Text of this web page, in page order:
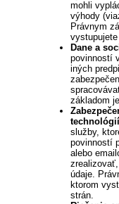
mohli
výhody
Právnym
Dane a
povinností
iných
základom
služby,
povinností
alebo
údaje.
ktorom
strán.